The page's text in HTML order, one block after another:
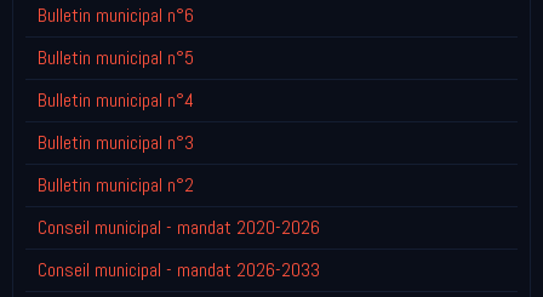
Bulletin municipal n°6
Bulletin municipal n°5
Bulletin municipal n°4
Bulletin municipal n°3
Bulletin municipal n°2
Conseil municipal - mandat 2020-2026
Conseil municipal - mandat 2026-2033